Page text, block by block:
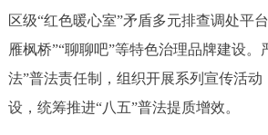
区级“红色暖心室”矛盾多元排查调处平
雁枫桥”“聊聊吧”等特色治理品牌建设。
法”普法责任制，组织开展系列宣传活动
设，统筹推进“八五”普法提质增效。